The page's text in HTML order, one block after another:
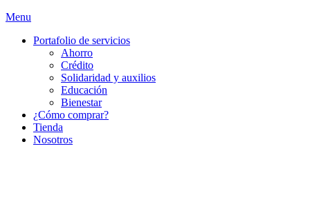
Menu
Portafolio de servicios
Ahorro
Crédito
Solidaridad y auxilios
Educación
Bienestar
¿Cómo comprar?
Tienda
Nosotros